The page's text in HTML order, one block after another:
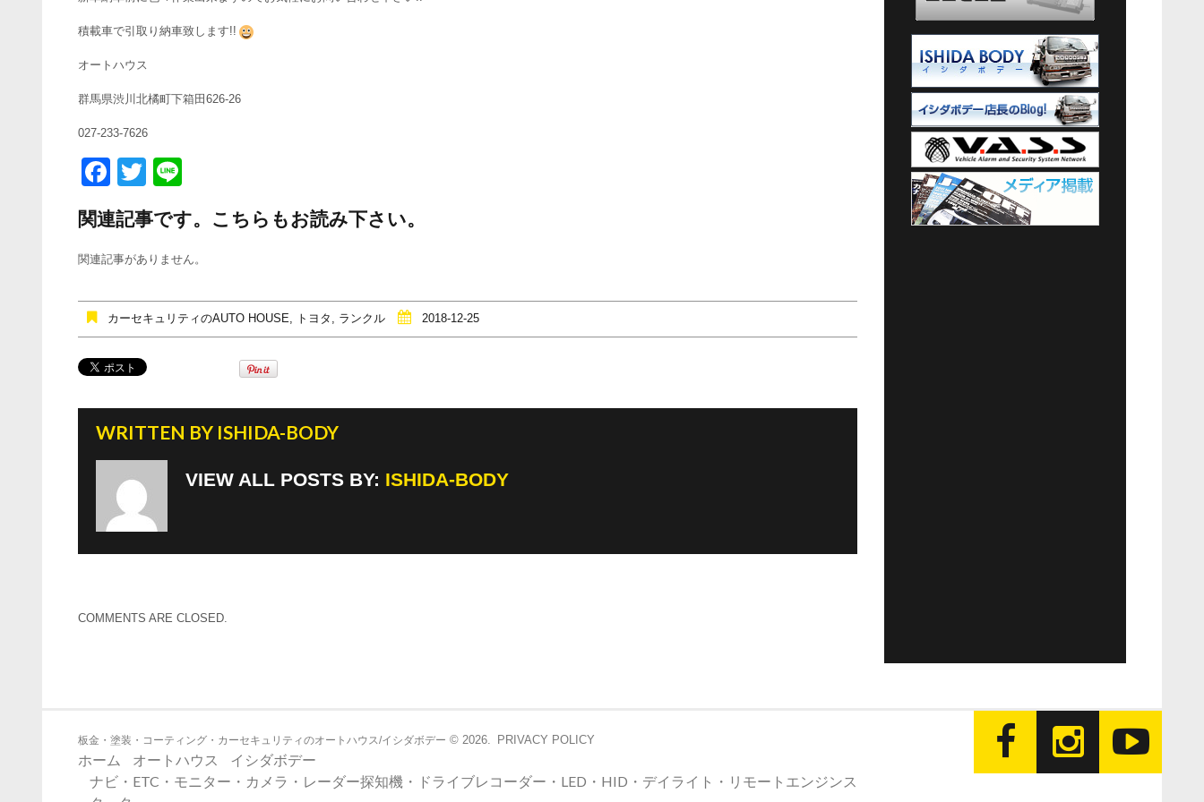
積載車で引取り納車致します!!
オートハウス
群馬県渋川北橘町下箱田626-26
027-233-7626
F
a
c
e
o
o
k
T
tt
er
e
関連記事です。こちらもお読み下さい。
関連記事がありません。
カーセキュリティのAUTO HOUSE トヨタ ランクル 2018-12-25
WRITTEN BY ISHIDA-BODY
VIEW ALL POSTS BY: ISHIDA-BODY
COMMENTS ARE CLOSED.
板金・塗装・コーティング・カーセキュリティのオートハウス/イシダボデー © 2026. PRIVACY POLICY
ホーム オートハウス
イシダボデー
ナビ・ETC・モニター・カメラ・レーダー探知機・ドライブレコーダー・LED・HID・デイライト・リモートエンジンス